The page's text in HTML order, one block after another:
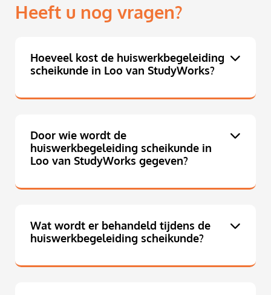
Heeft u nog vragen?
Hoeveel kost de huiswerkbegeleiding
scheikunde in Loo van StudyWorks?
Door wie wordt de
huiswerkbegeleiding scheikunde in
Loo van StudyWorks gegeven?
Wat wordt er behandeld tijdens de
huiswerkbegeleiding scheikunde?